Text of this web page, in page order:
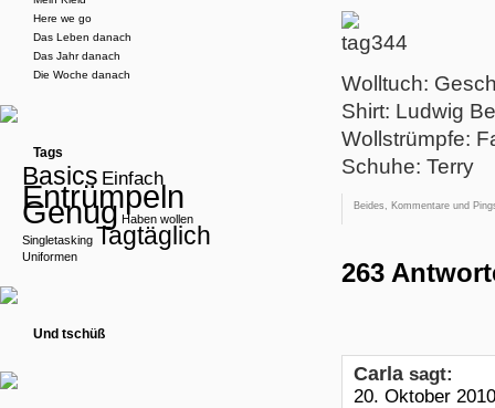
Wolltuch:
Shirt: Ludwig
Wollstrümpfe:
Schuhe: Terry
Beides, Kommentare und
263
Carla sagt:
20. Oktober
Here we go
Das Leben danach
Das Jahr danach
Die Woche danach
Tags
Basics Einfach
Entrümpeln
Genug Haben wollen
Singletasking Tagtäglich
Uniformen
Und tschüß